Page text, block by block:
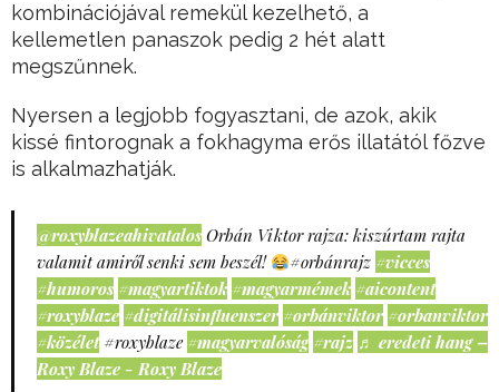
kombinációjával remekül kezelhető, a
kellemetlen panaszok pedig 2 hét alatt
megszűnnek.
Nyersen a legjobb fogyasztani, de azok, akik
kissé fintorognak a fokhagyma erős illatától főzve
is alkalmazhatják.
@roxyblazeahivatalos Orbán Viktor rajza: kiszúrtam rajta
valamit amiről senki sem beszél!
#orbánrajz #vicces
#humoros #magyartiktok #magyarmémek #aicontent
#roxyblaze #digitálisinfluenszer #orbánviktor #orbanviktor
#közélet #roxyblaze #magyarvalóság #rajz ♬ eredeti hang –
Roxy Blaze - Roxy Blaze